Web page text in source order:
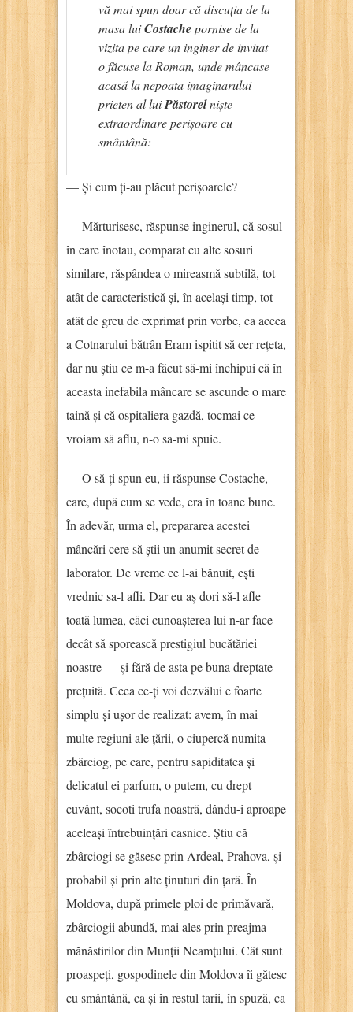
vă mai spun doar că discuția de la
masa luiCostachepornise de la
vizita pe care un inginer de invitat
o făcuse la Roman, unde mâncase
acasă la nepoata imaginarului
prieten al luiPăstorelniște
extraordinare perișoare cu
smântână:
— Și cum ți-au plăcut perișoarele?
— Mărturisesc, răspunse inginerul, că sosul
în care înotau, comparat cu alte sosuri
similare, răspândea o mireasmă subtilă, tot
atât de caracteristică și, în același timp, tot
atât de greu de exprimat prin vorbe, ca aceea
a Cotnarului bătrân Eram ispitit să cer rețeta,
dar nu știu ce m-a făcut să-mi închipui că în
aceasta inefabila mâncare se ascunde o mare
taină și că ospitaliera gazdă, tocmai ce
vroiam să aflu, n-o sa-mi spuie.
— O să-ți spun eu, ii răspunse Costache,
care, după cum se vede, era în toane bune.
În adevăr, urma el, prepararea acestei
mâncări cere să știi un anumit secret de
laborator. De vreme ce l-ai bănuit, ești
vrednic sa-l afli. Dar eu aș dori să-l afle
toată lumea, căci cunoașterea lui n-ar face
decât să sporească prestigiul bucătăriei
noastre — și fără de asta pe buna dreptate
prețuită. Ceea ce-ți voi dezvălui e foarte
simplu și ușor de realizat: avem, în mai
multe regiuni ale țării, o ciupercă numita
zbârciog, pe care, pentru sapiditatea și
delicatul ei parfum, o putem, cu drept
cuvânt, socoti trufa noastră, dându-i aproape
aceleași întrebuințări casnice. Știu că
zbârciogi se găsesc prin Ardeal, Prahova, și
probabil și prin alte ținuturi din țară. În
Moldova, după primele ploi de primăvară,
zbârciogii abundă, mai ales prin preajma
mănăstirilor din Munții Neamțului. Cât sunt
proaspeți, gospodinele din Moldova îi gătesc
cu smântână, ca și în restul tarii, în spuză, ca